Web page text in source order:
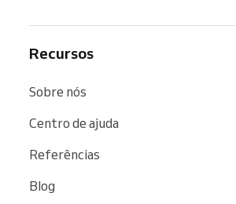
Recursos
Sobre nós
Centro de ajuda
Referências
Blog